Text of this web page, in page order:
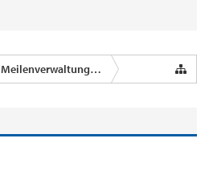
Meilenverwaltungsprogramm